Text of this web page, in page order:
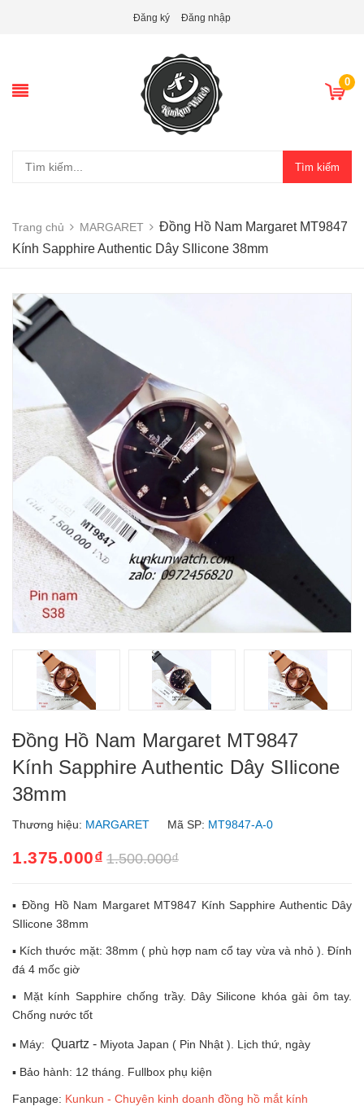
Đăng ký Đăng nhập
0
Tìm kiếm
Trang chủ MARGARET
Đồng Hồ Nam Margaret MT9847
Kính Sapphire Authentic Dây SIlicone 38mm
Đồng Hồ Nam Margaret MT9847
Kính Sapphire Authentic Dây SIlicone
38mm
Thương hiệu: MARGARET Mã SP: MT9847-A-0
1.375.000₫ 1.500.000₫
▪️ Đồng Hồ Nam Margaret MT9847 Kính Sapphire Authentic Dây
SIlicone 38mm
▪️ Kích thước mặt: 38mm ( phù hợp nam cổ tay vừa và nhỏ ). Đính
đá 4 mốc giờ
▪️ Mặt kính Sapphire chống trầy. Dây Silicone khóa gài ôm tay.
Chống nước tốt
▪️ Máy: Quartz - Miyota Japan ( Pin Nhật ). Lịch thứ, ngày
▪️ Bảo hành: 12 tháng. Fullbox phụ kiện
Fanpage: Kunkun - Chuyên kinh doanh đồng hồ mắt kính